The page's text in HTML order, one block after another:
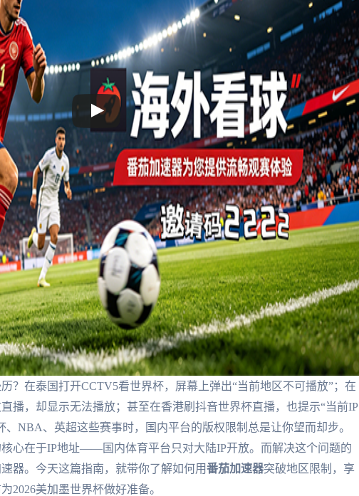
？在泰国打开CCTV5看世界杯，屏幕上弹出“当前地区不可播放”；在
播，却显示无法播放；甚至在香港刷抖音世界杯直播，也提示“当前IP
、NBA、英超这些赛事时，国内平台的版权限制总是让你望而却步。
心在于IP地址——国内体育平台只对大陆IP开放。而解决这个问题的
器。今天这篇指南，就带你了解如何用番茄加速器突破地区限制，享
2026美加墨世界杯做好准备。